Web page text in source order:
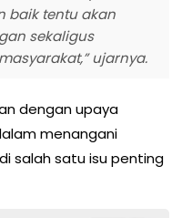
baik tentu akan
sekaligus
ujarnya.
dengan upaya
menangani
salah satu isu penting